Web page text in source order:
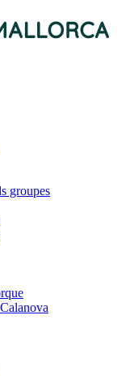
groupes